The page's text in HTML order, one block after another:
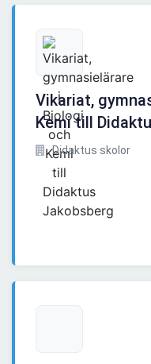
Vikariat,
Kemi till
Didaktus skolor